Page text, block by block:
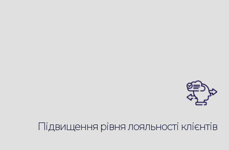
Підвищення рівня лояльності клієнтів